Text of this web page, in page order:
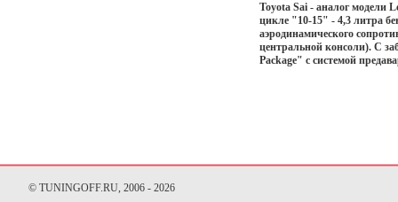
Toyota Sai - аналог модели
цикле "10-15" - 4,3 литра
аэродинамического
центральной консоли). С
Package" с системой
© TUNINGOFF.RU, 2006 - 2026